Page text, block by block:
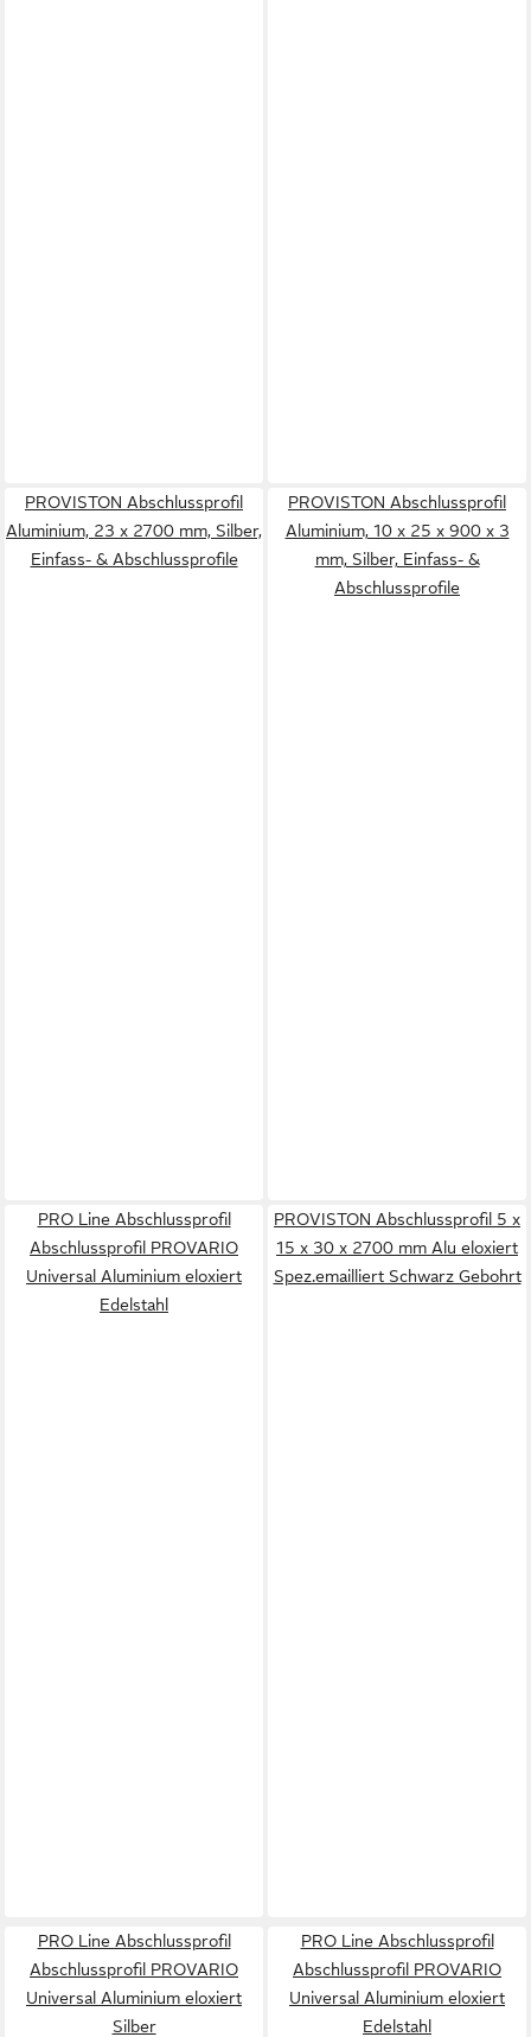
PROVISTON Abschlussprofil
Aluminium, 23 x 2700 mm, Silber,
Einfass- & Abschlussprofile
PROVISTON Abschlussprofil
Aluminium, 10 x 25 x 900 x 3
mm, Silber, Einfass- &
Abschlussprofile
PRO Line Abschlussprofil
Abschlussprofil PROVARIO
Universal Aluminium eloxiert
Edelstahl
PROVISTON Abschlussprofil 5 x
15 x 30 x 2700 mm Alu eloxiert
Spez.emailliert Schwarz Gebohrt
PRO Line Abschlussprofil
Abschlussprofil PROVARIO
Universal Aluminium eloxiert
Silber
PRO Line Abschlussprofil
Abschlussprofil PROVARIO
Universal Aluminium eloxiert
Edelstahl